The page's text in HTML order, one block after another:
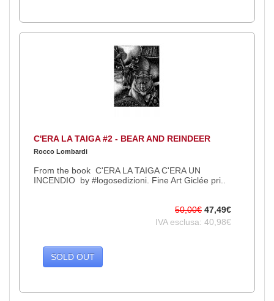
C'ERA LA TAIGA #2 - BEAR AND REINDEER
Rocco Lombardi
From the book C'ERA LA TAIGA C'ERA UN
INCENDIO by #logosedizioni. Fine Art Giclée pri..
50,00€ 47,49€
IVA esclusa: 40,98€
SOLD OUT